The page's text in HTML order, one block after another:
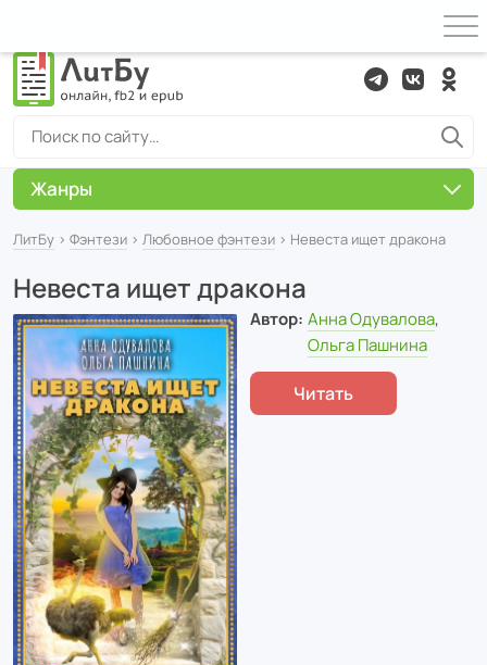
ЛитБу › Фэнтези › Любовное фэнтези › Невеста ищет дракона
Невеста ищет дракона
Автор: Анна Одувалова,
Ольга Пашнина
Читать
Жанры